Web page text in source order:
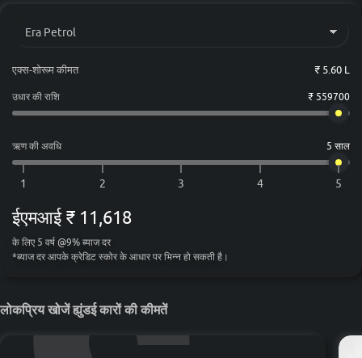
एक्स-शोरूम कीमत ₹ 5.60 L
उधार की राशि ₹ 559700
ऋण की अवधि 5 साल
ईएमआई ₹ 11,618
के लिए 5 वर्ष @9% ब्याज दर
*ब्याज दर आपके क्रेडिट स्कोर के आधार पर भिन्न हो सकती है।
लोकप्रिय खोजें ह्युंडई कारों की कीमतें